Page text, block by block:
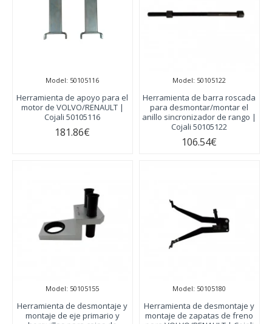
Model: 50105116
Herramienta de apoyo para el
motor de VOLVO/RENAULT |
Cojali 50105116
181.86€
Model: 50105122
Herramienta de barra roscada
para desmontar/montar el
anillo sincronizador de rango |
Cojali 50105122
106.54€
Model: 50105155
Herramienta de desmontaje y
montaje de eje primario y
Model: 50105180
Herramienta de desmontaje y
montaje de zapatas de freno